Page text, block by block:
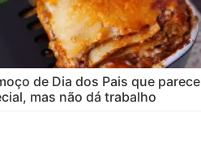
de Dia dos Pais que parece
mas não dá trabalho